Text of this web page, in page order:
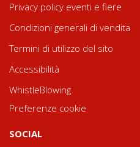
Privacy policy eventi e fiere
Condizioni generali di vendita
Termini di utilizzo del sito
Accessibilità
WhistleBlowing
Preferenze cookie
SOCIAL